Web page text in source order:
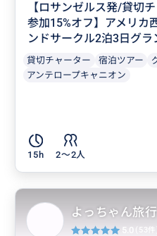
【ロサンゼルス発/貸切
参加15%オフ】アメリカ
ンドサークル2泊3日グ
貸切チャーター 宿泊ツアー
アンテロープキャニオン
15h 2〜2人
よっちゃん旅行
5.0 (53件